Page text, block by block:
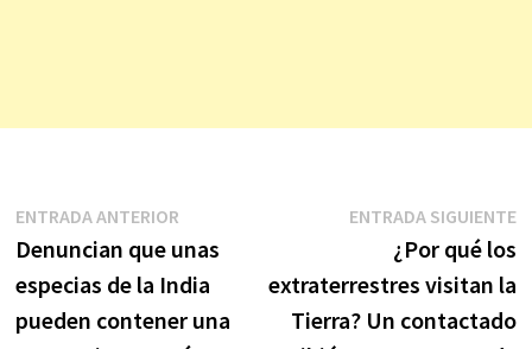
Navegación
de
entradas
ENTRADA ANTERIOREntrada
anterior:
Denuncian que unas
especias de la India
pueden contener una
ENTRADA SIGUIENTE
¿Por qué los
extraterrestres visitan la
Tierra? Un contactado